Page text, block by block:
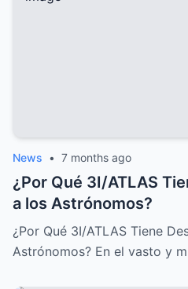
News • 7 months ago
¿Por Qué 3I/ATLAS
a los Astrónomos?
¿Por Qué 3I/ATLAS Tiene
Astrónomos? En el vasto y